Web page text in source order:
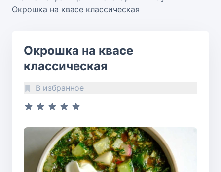
Окрошка на квасе классическая
Окрошка на квасе
классическая
В избранное